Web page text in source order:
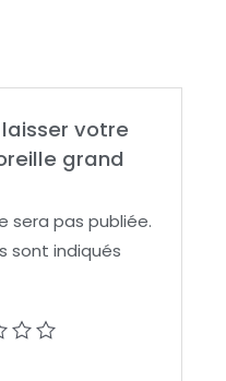
votre
grand
sera pas publiée.
sont indiqués